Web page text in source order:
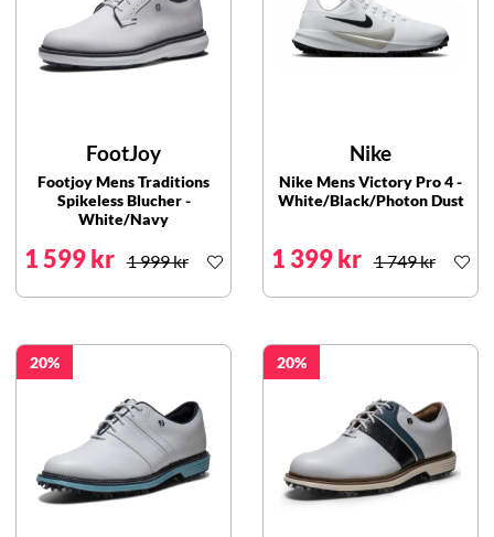
FootJoy
Footjoy Mens Traditions
Spikeless Blucher -
White/Navy
1 599 kr 1 999 kr
Nike
Nike Mens Victory Pro 4 -
White/Black/Photon Dust
1 399 kr 1 749 kr
20 20